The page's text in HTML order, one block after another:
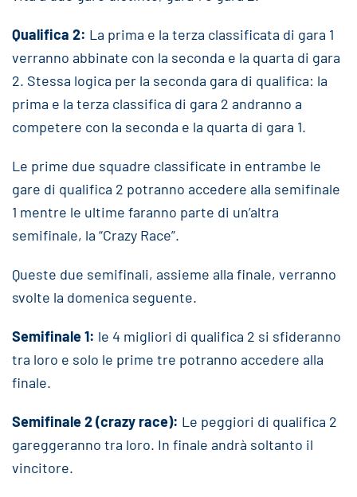
Qualifica 2: La prima e la terza classificata di gara 1
verranno abbinate con la seconda e la quarta di gara
2. Stessa logica per la seconda gara di qualifica: la
prima e la terza classifica di gara 2 andranno a
competere con la seconda e la quarta di gara 1.
Le prime due squadre classificate in entrambe le
gare di qualifica 2 potranno accedere alla semifinale
1 mentre le ultime faranno parte di un’altra
semifinale, la “Crazy Race”.
Queste due semifinali, assieme alla finale, verranno
svolte la domenica seguente.
Semifinale 1: le 4 migliori di qualifica 2 si sfideranno
tra loro e solo le prime tre potranno accedere alla
finale.
Semifinale 2 (crazy race): Le peggiori di qualifica 2
gareggeranno tra loro. In finale andrà soltanto il
vincitore.